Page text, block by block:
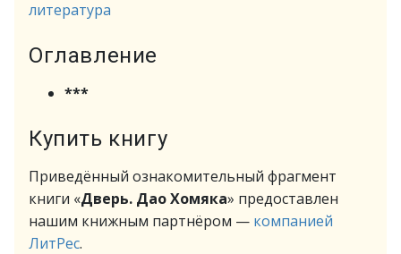
литература
Оглавление
***
Купить книгу
Приведённый ознакомительный фрагмент
книги «Дверь. Дао Хомяка» предоставлен
нашим книжным партнёром — компанией
ЛитРес.